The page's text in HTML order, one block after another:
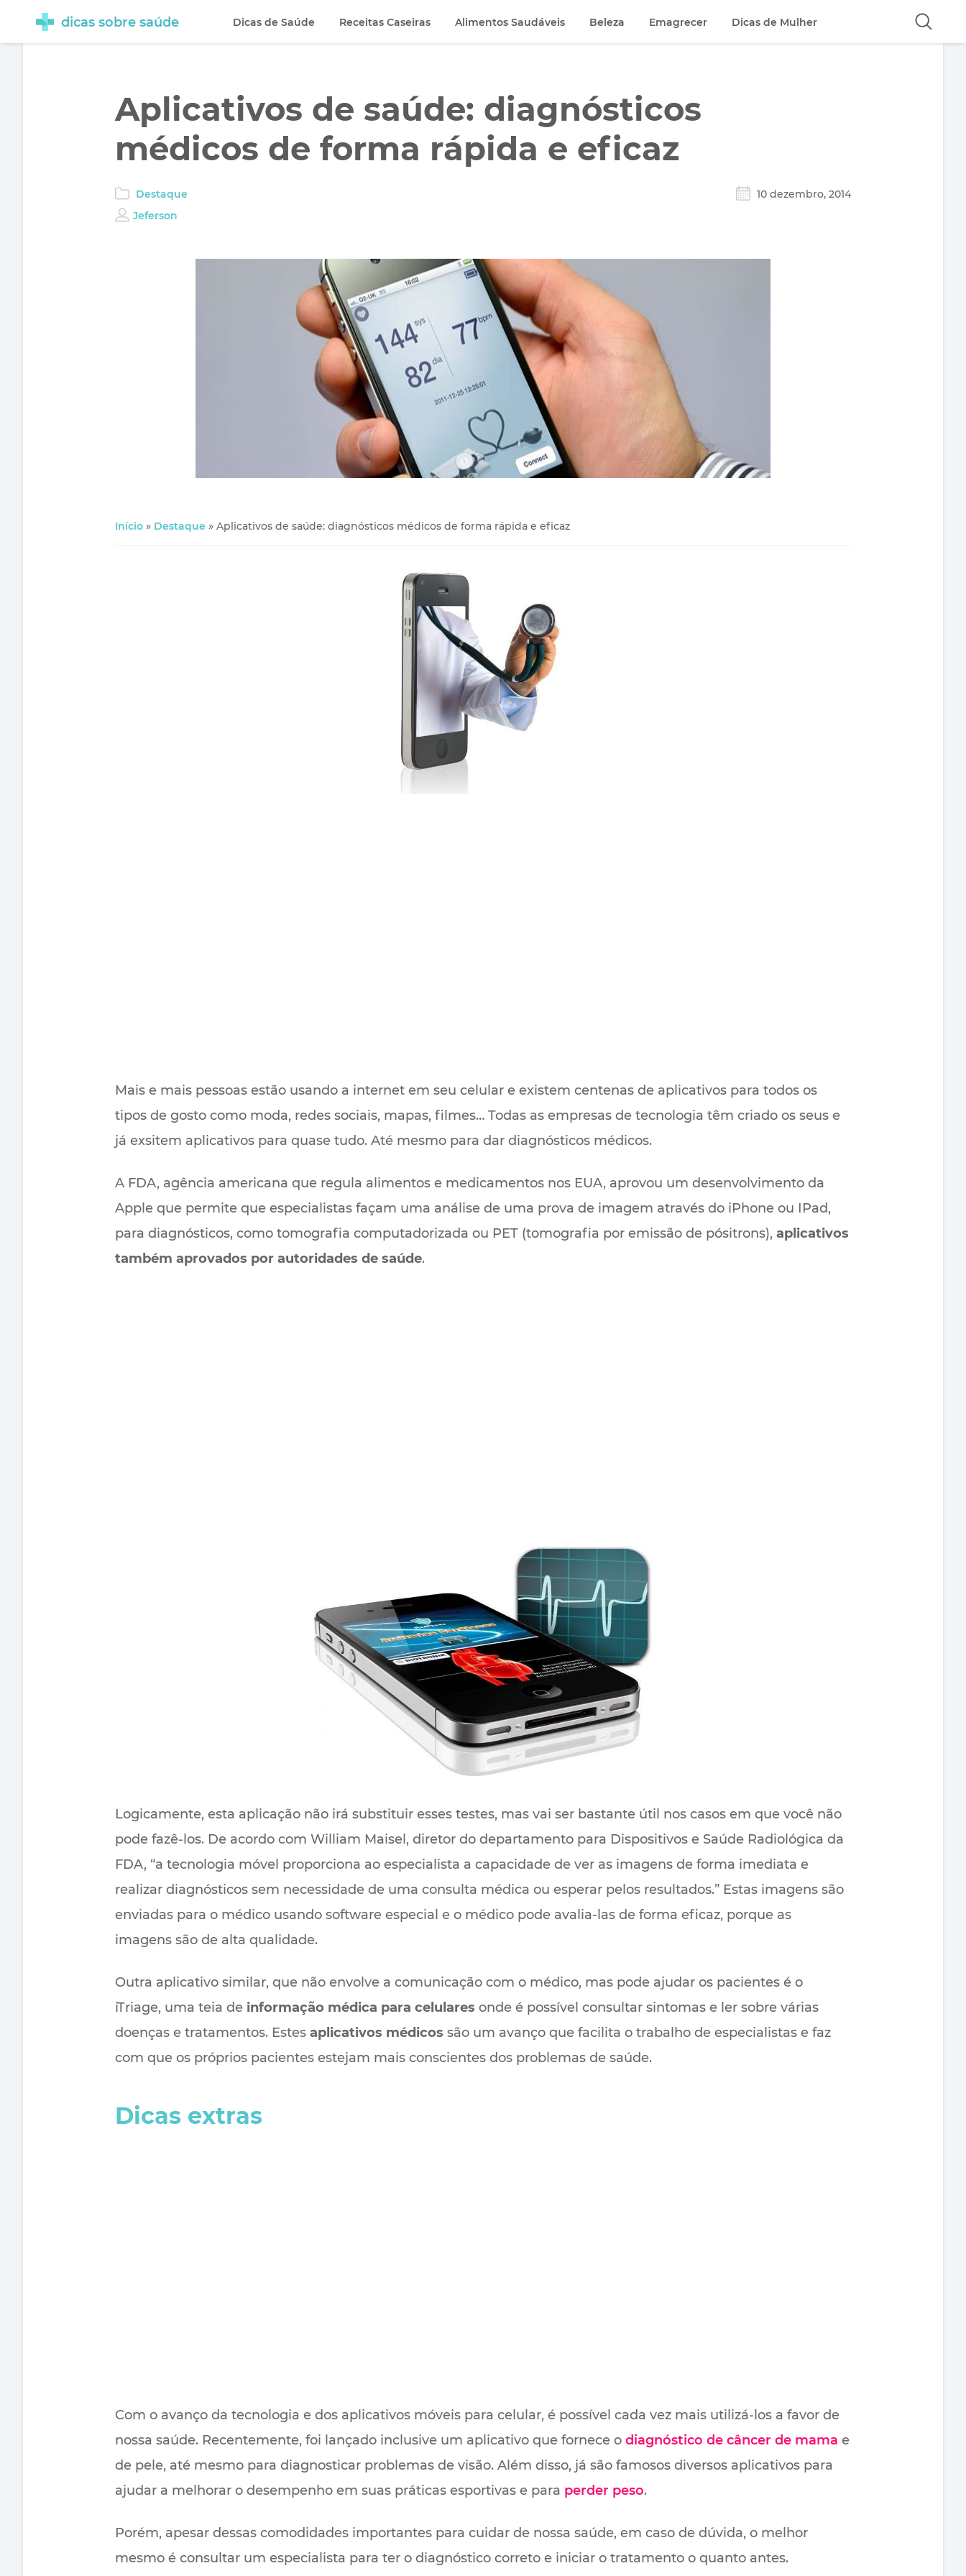
Aplicativos de saúde: diagnósticos
médicos de forma rápida e eficaz
Destaque
10 dezembro, 2014
Jeferson
Início » Destaque » Aplicativos de saúde: diagnósticos médicos de forma rápida e eficaz
Mais e mais pessoas estão usando a internet em seu celular e existem centenas de aplicativos para todos os
tipos de gosto como moda, redes sociais, mapas, filmes… Todas as empresas de tecnologia têm criado os seus e
já exsitem aplicativos para quase tudo. Até mesmo para dar diagnósticos médicos.
A FDA, agência americana que regula alimentos e medicamentos nos EUA, aprovou um desenvolvimento da
Apple que permite que especialistas façam uma análise de uma prova de imagem através do iPhone ou IPad,
para diagnósticos, como tomografia computadorizada ou PET (tomografia por emissão de pósitrons), aplicativos
também aprovados por autoridades de saúde.
Logicamente, esta aplicação não irá substituir esses testes, mas vai ser bastante útil nos casos em que você não
pode fazê-los. De acordo com William Maisel, diretor do departamento para Dispositivos e Saúde Radiológica da
FDA, “a tecnologia móvel proporciona ao especialista a capacidade de ver as imagens de forma imediata e
realizar diagnósticos sem necessidade de uma consulta médica ou esperar pelos resultados.” Estas imagens são
enviadas para o médico usando software especial e o médico pode avalia-las de forma eficaz, porque as
imagens são de alta qualidade.
Outra aplicativo similar, que não envolve a comunicação com o médico, mas pode ajudar os pacientes é o
iTriage, uma teia de informação médica para celulares onde é possível consultar sintomas e ler sobre várias
doenças e tratamentos. Estes aplicativos médicos são um avanço que facilita o trabalho de especialistas e faz
com que os próprios pacientes estejam mais conscientes dos problemas de saúde.
Dicas extras
Com o avanço da tecnologia e dos aplicativos móveis para celular, é possível cada vez mais utilizá-los a favor de
nossa saúde. Recentemente, foi lançado inclusive um aplicativo que fornece o diagnóstico de câncer de mama e
de pele, até mesmo para diagnosticar problemas de visão. Além disso, já são famosos diversos aplicativos para
ajudar a melhorar o desempenho em suas práticas esportivas e para perder peso.
Porém, apesar dessas comodidades importantes para cuidar de nossa saúde, em caso de dúvida, o melhor
mesmo é consultar um especialista para ter o diagnóstico correto e iniciar o tratamento o quanto antes.
dicas sobre saúde Dicas de Saúde Receitas Caseiras Alimentos Saudáveis Beleza Emagrecer Dicas de Mulher